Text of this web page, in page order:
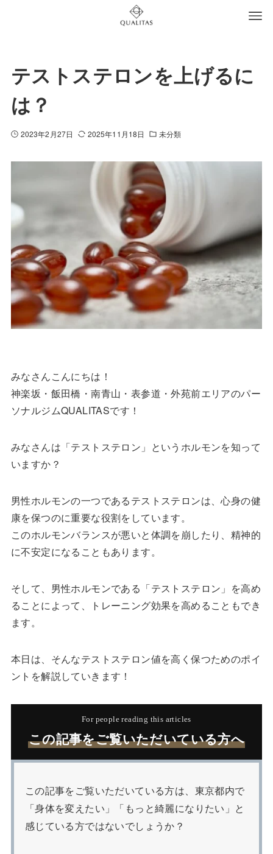
テストステロンを上げるに
は？
2023年2月27日 2025年11月18日 未分類
みなさんこんにちは！
神楽坂・飯田橋・南青山・表参道・外苑前エリアのパー
ソナルジムQUALITASです！
みなさんは「テストステロン」というホルモンを知って
いますか？
男性ホルモンの一つであるテストステロンは、心身の健
康を保つのに重要な役割をしています。
このホルモンバランスが悪いと体調を崩したり、精神的
に不安定になることもあります。
そして、男性ホルモンである「テストステロン」を高め
ることによって、トレーニング効果を高めることもでき
ます。
本日は、そんなテストステロン値を高く保つためのポイ
ントを解説していきます！
For people reading this articles
この記事をご覧いただいている方へ
この記事をご覧いただいている方は、東京都内で
「身体を変えたい」「もっと綺麗になりたい」と
感じている方ではないでしょうか？